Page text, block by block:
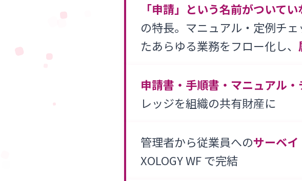
「申請」という名前がついて
の特長。マニュアル・定例チ
たあらゆる業務をフロー化し、
申請書・手順書・マニュアル
レッジを組織の共有財産に
管理者から従業員へのサーベ
XOLOGY WF で完結